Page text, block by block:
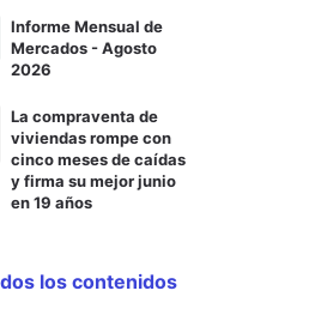
Informe Mensual de
Mercados - Agosto
2026
La compraventa de
viviendas rompe con
cinco meses de caídas
y firma su mejor junio
en 19 años
los contenidos